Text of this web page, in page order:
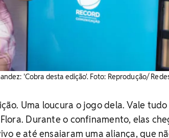
'Cobra desta edição'. Foto: Reprodução/
Uma loucura o jogo dela. Vale
Durante o confinamento, elas
e até ensaiaram uma aliança, que